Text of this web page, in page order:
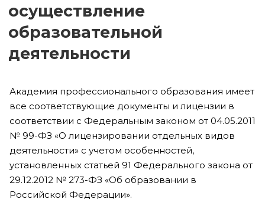
осуществление
образовательной
деятельности
Академия профессионального образования имеет
все соответствующие документы и лицензии в
соответствии с Федеральным законом от 04.05.2011
№ 99-ФЗ «О лицензировании отдельных видов
деятельности» с учетом особенностей,
установленных статьей 91 Федерального закона от
29.12.2012 № 273-ФЗ «Об образовании в
Российской Федерации».